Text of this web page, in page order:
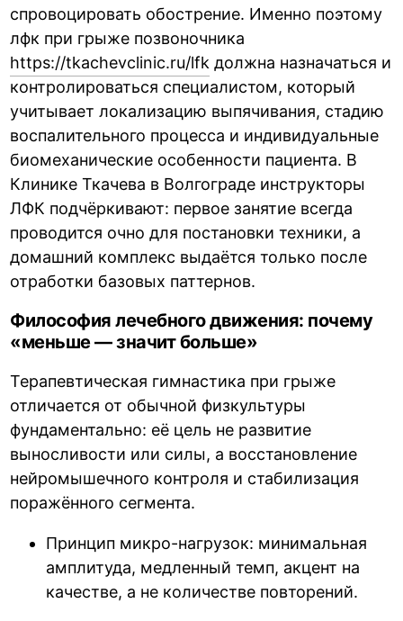
спровоцировать обострение. Именно поэтому
лфк при грыже позвоночника
https://tkachevclinic.ru/lfk должна назначаться и
контролироваться специалистом, который
учитывает локализацию выпячивания, стадию
воспалительного процесса и индивидуальные
биомеханические особенности пациента. В
Клинике Ткачева в Волгограде инструкторы
ЛФК подчёркивают: первое занятие всегда
проводится очно для постановки техники, а
домашний комплекс выдаётся только после
отработки базовых паттернов.
Философия лечебного движения: почему
«меньше — значит больше»
Терапевтическая гимнастика при грыже
отличается от обычной физкультуры
фундаментально: её цель не развитие
выносливости или силы, а восстановление
нейромышечного контроля и стабилизация
поражённого сегмента.
Принцип микро-нагрузок: минимальная
амплитуда, медленный темп, акцент на
качестве, а не количестве повторений.